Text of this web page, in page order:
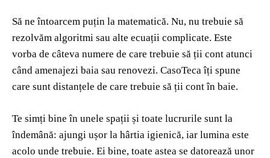
Să ne întoarcem puțin la matematică. Nu, nu trebuie să
rezolvăm algoritmi sau alte ecuații complicate. Este
vorba de câteva numere de care trebuie să ții cont atunci
când amenajezi baia sau renovezi. CasoTeca îți spune
care sunt distanțele de care trebuie să ții cont în baie.
Te simți bine în unele spații și toate lucrurile sunt la
îndemână: ajungi ușor la hârtia igienică, iar lumina este
acolo unde trebuie. Ei bine, toate astea se datorează unor